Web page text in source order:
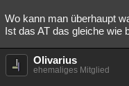
Wo kann man überhaupt
Ist das AT das gleiche wie
Olivarius
ehemaliges Mitglied